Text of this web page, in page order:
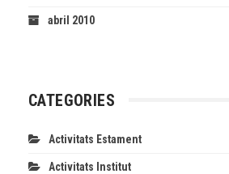
abril 2010
CATEGORIES
Activitats Estament
Activitats Institut